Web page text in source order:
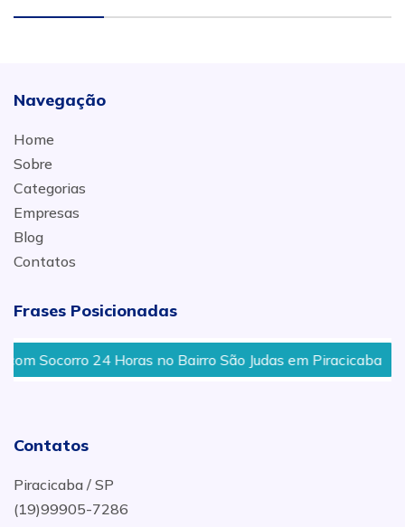
Navegação
Home
Sobre
Categorias
Empresas
Blog
Contatos
Frases Posicionadas
Horas no Bairro São Judas em Piracicaba
Contatos
Piracicaba / SP
(19)99905-7286